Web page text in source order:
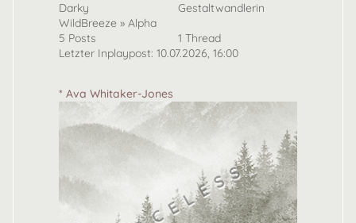
Darky
Gestaltwandlerin
WildBreeze » Alpha
5 Posts
1 Thread
Letzter Inplaypost: 10.07.2026, 16:00
* Ava Whitaker-Jones